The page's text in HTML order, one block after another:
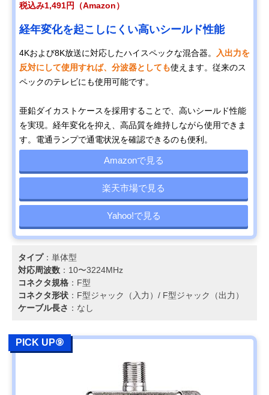
税込み1,491円（Amazon）
経年変化を起こしにくい高いシールド性能
4Kおよび8K放送に対応したハイスペックな混合器。
入出力を
反対にして使用すれば、分波器としても使えます。従来のス
ペックのテレビにも使用可能です。
亜鉛ダイカストケースを採用することで、高いシールド性能
を実現。経年変化を抑え、高品質を維持しながら使用できま
す。電通ランプで通電状況を確認できるのも便利。
Amazonで見る
楽天市場で見る
Yahoo!で見る
タイプ：単体型
対応周波数 ：10〜3224MHz
コネクタ規格 ：F型
コネクタ形状 ：F型ジャック（入力）/ F型ジャック（出力）
ケーブル長さ ：なし
PICK UP⑨